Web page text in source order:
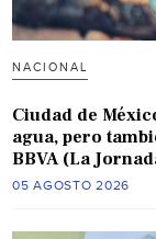
NACIONAL
Ciudad de
agua, pero
BBVA (La
05 AGOSTO 2026